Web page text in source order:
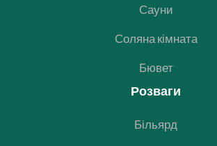
Сауни
Соляна кімната
Бювет
Розваги
Більярд